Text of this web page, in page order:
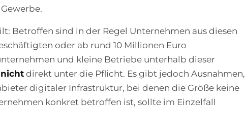
Betroffen sind in der Regel Unternehmen aus diesen
oder ab rund 10 Millionen Euro
und kleine Betriebe unterhalb dieser
nicht direkt unter die Pflicht. Es gibt jedoch Ausnahmen,
digitaler Infrastruktur, bei denen die Größe keine
konkret betroffen ist, sollte im Einzelfall